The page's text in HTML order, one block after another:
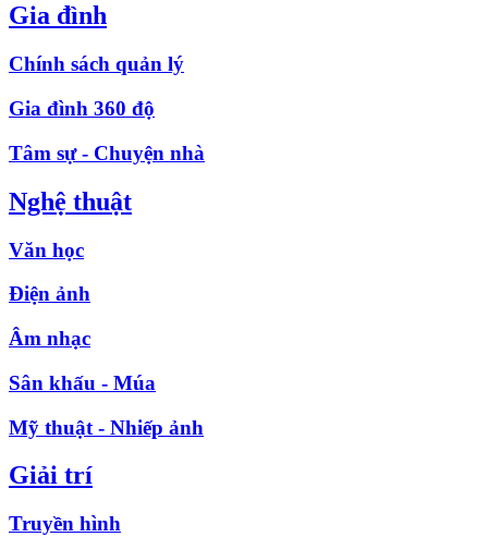
Gia đình
Chính sách quản lý
Gia đình 360 độ
Tâm sự - Chuyện nhà
Nghệ thuật
Văn học
Điện ảnh
Âm nhạc
Sân khấu - Múa
Mỹ thuật - Nhiếp ảnh
Giải trí
Truyền hình